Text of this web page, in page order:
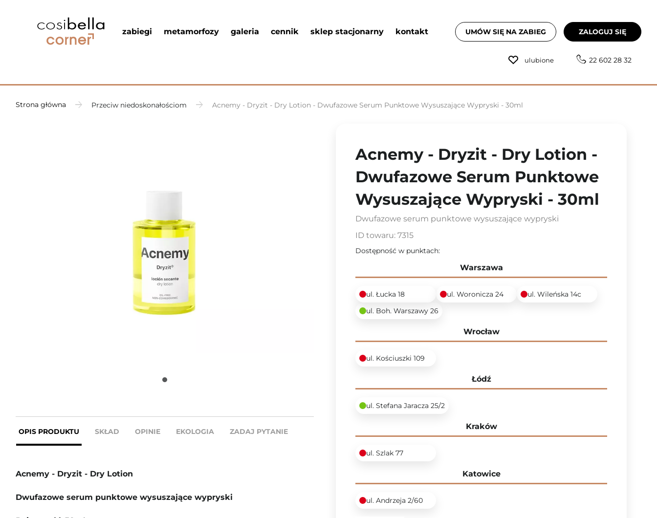
zabiegi metamorfozy galeria cennik sklep stacjonarny kontakt UMÓW SIĘ NA ZABIEG ZALOGUJ SIĘ
ulubione 22 602 28 32
Strona główna Przeciw niedoskonałościom Acnemy - Dryzit - Dry Lotion - Dwufazowe Serum Punktowe Wysuszające Wypryski - 30ml
OPIS PRODUKTU SKŁAD OPINIE EKOLOGIA ZADAJ PYTANIE
Acnemy - Dryzit - Dry Lotion
Dwufazowe serum punktowe wysuszające wypryski
Acnemy - Dryzit - Dry Lotion -
Dwufazowe Serum Punktowe
Wysuszające Wypryski - 30ml
Dwufazowe serum punktowe wysuszające wypryski
ID towaru: 7315
Dostępność w punktach:
Warszawa
ul. Łucka 18 ul. Woronicza 24
ul. Wileńska 14c
ul. Boh. Warszawy 26
Wrocław
ul. Kościuszki 109
Łódź
ul. Stefana Jaracza 25/2
Kraków
ul. Szlak 77
Katowice
ul. Andrzeja 2/60